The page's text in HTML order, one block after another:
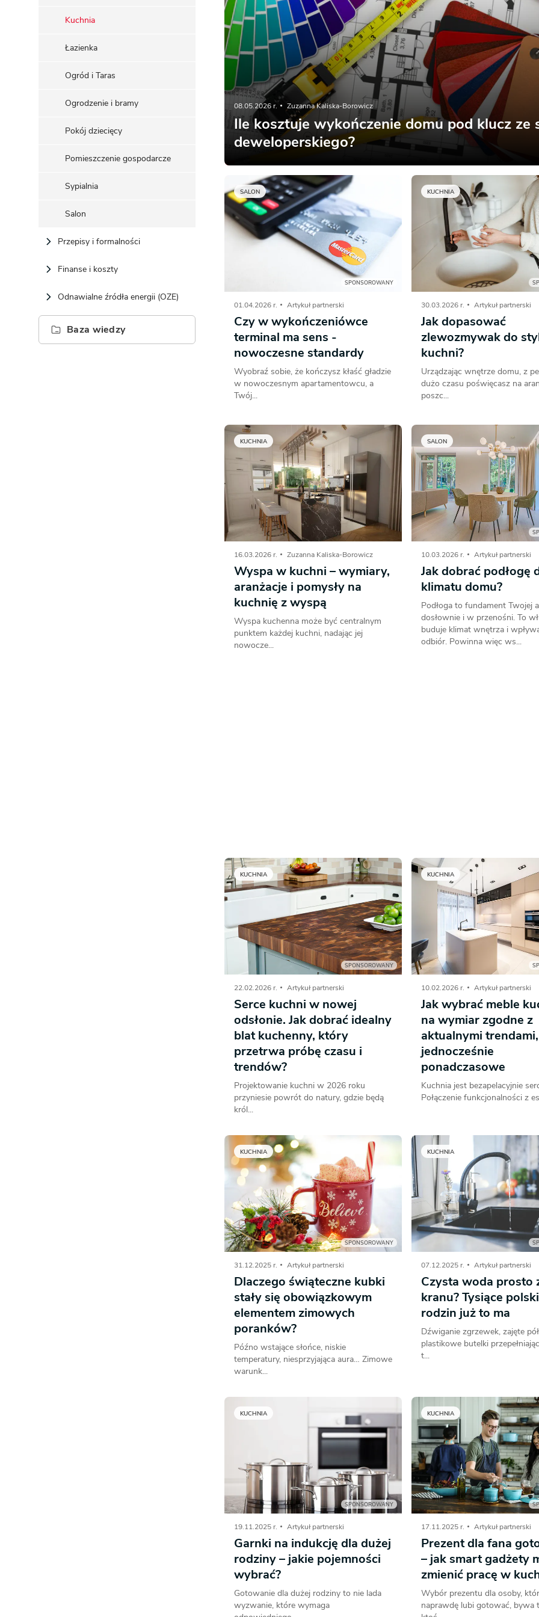
DODATKOWE ELEMENTY
Zobacz wszystkie kategorie
AKADEMIA EXTRADOM.PL
BAZA WIEDZY
Zobacz wszystkie porady
Kuchnia
Łazienka
Ogród i Taras
Ogrodzenie i bramy
Pokój dziecięcy
Pomieszczenie gospodarcze
Sypialnia
Salon
Przepisy i formalności
Finanse i koszty
Odnawialne źródła energii (OZE)
Baza wiedzy
08.05.2026 r. Zuzanna Kaliska-Borowicz
Ile kosztuje wykończenie domu pod klucz ze
deweloperskiego?
SALON
SPONSOROWANY
01.04.2026 r. Artykuł partnerski
Czy w wykończeniówce
terminal ma sens -
nowoczesne standardy
Wyobraź sobie, że kończysz kłaść gładzie
w nowoczesnym apartamentowcu, a
Twój...
KUCHNIA
30.03.2026 r. Artykuł partnerski
Jak dopasować
zlewozmywak do
kuchni?
Urządzając wnętrze domu, z
dużo czasu poświęcasz na
poszc...
KUCHNIA
16.03.2026 r. Zuzanna Kaliska-Borowicz
Wyspa w kuchni – wymiary,
aranżacje i pomysły na
kuchnię z wyspą
Wyspa kuchenna może być centralnym
punktem każdej kuchni, nadając jej
nowocze...
SALON
10.03.2026 r. Artykuł partnerski
Jak dobrać podłogę
klimatu domu?
Podłoga to fundament Twojej
dosłownie i w przenośni. To
buduje klimat wnętrza i
odbiór. Powinna więc ws...
KUCHNIA
SPONSOROWANY
22.02.2026 r. Artykuł partnerski
Serce kuchni w nowej
odsłonie. Jak dobrać idealny
blat kuchenny, który
przetrwa próbę czasu i
trendów?
Projektowanie kuchni w 2026 roku
przyniesie powrót do natury, gdzie będą
król...
KUCHNIA
10.02.2026 r. Artykuł partnerski
Jak wybrać meble
na wymiar zgodne z
aktualnymi
jednocześnie
ponadczasowe
Kuchnia jest bezapelacyjnie
Połączenie funkcjonalności z
KUCHNIA
SPONSOROWANY
31.12.2025 r. Artykuł partnerski
Dlaczego świąteczne kubki
stały się obowiązkowym
elementem zimowych
poranków?
Późno wstające słońce, niskie
temperatury, niesprzyjająca aura… Zimowe
warunk...
KUCHNIA
07.12.2025 r. Artykuł partnerski
Czysta woda prosto
kranu? Tysiące
rodzin już to ma
Dźwiganie zgrzewek, zajęte
plastikowe butelki
t...
KUCHNIA
SPONSOROWANY
19.11.2025 r. Artykuł partnerski
Garnki na indukcję dla dużej
rodziny – jakie pojemności
wybrać?
Gotowanie dla dużej rodziny to nie lada
wyzwanie, które wymaga
KUCHNIA
17.11.2025 r. Artykuł partnerski
Prezent dla fana
– jak smart gadżety
zmienić pracę w
Wybór prezentu dla osoby,
naprawdę lubi gotować, bywa